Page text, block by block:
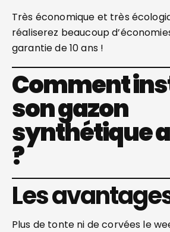
Très économique et très
réaliserez beaucoup
garantie de 10 ans !
Comment
son gazon
synthétique
?
Les
Plus de tonte ni de corvées le